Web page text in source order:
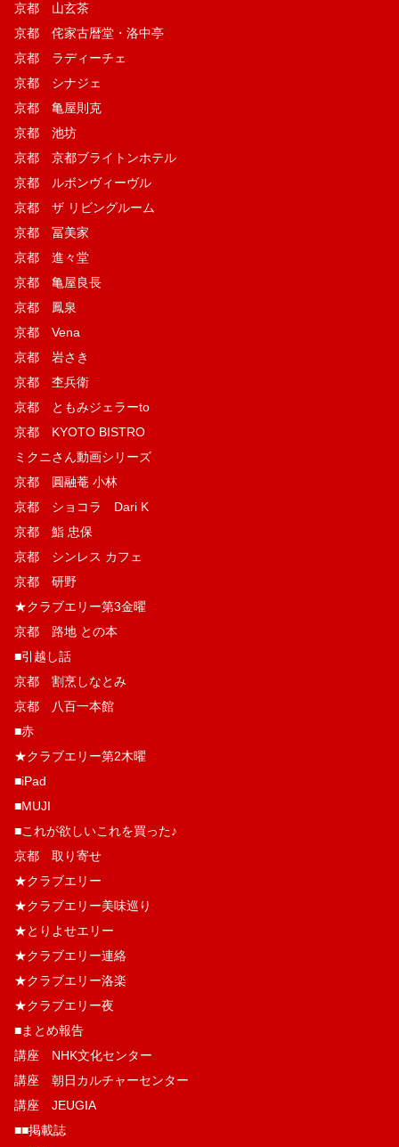
京都 山玄茶
京都 侘家古暦堂・洛中亭
京都 ラディーチェ
京都 シナジェ
京都 亀屋則克
京都 池坊
京都 京都ブライトンホテル
京都 ルボンヴィーヴル
京都 ザ リビングルーム
京都 冨美家
京都 進々堂
京都 亀屋良長
京都 鳳泉
京都 Vena
京都 岩さき
京都 杢兵衛
京都 ともみジェラーto
京都 KYOTO BISTRO
ミクニさん動画シリーズ
京都 圓融菴 小林
京都 ショコラ Dari K
京都 鮨 忠保
京都 シンレス カフェ
京都 研野
★クラブエリー第3金曜
京都 路地 との本
■引越し話
京都 割烹しなとみ
京都 八百一本館
■赤
★クラブエリー第2木曜
■iPad
■MUJI
■これが欲しいこれを買った♪
京都 取り寄せ
★クラブエリー
★クラブエリー美味巡り
★とりよせエリー
★クラブエリー連絡
★クラブエリー洛楽
★クラブエリー夜
■まとめ報告
講座 NHK文化センター
講座 朝日カルチャーセンター
講座 JEUGIA
■■掲載誌